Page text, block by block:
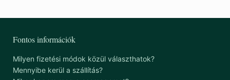
Fontos információk
Milyen fizetési módok közül választhatok?
Mennyibe kerül a szállítás?